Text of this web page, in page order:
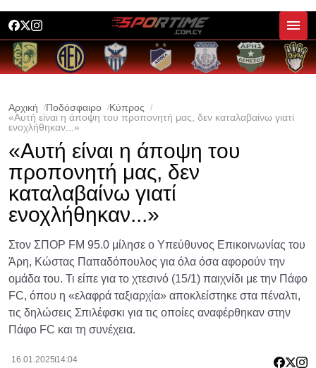
Αρχική Ποδόσφαιρο
Κύπρος
«Αυτή είναι η άποψη του προπονητή μας, δεν καταλαβαίνω γιατί
ενοχλήθηκαν...»
«Αυτή είναι η άποψη του
προπονητή μας, δεν
καταλαβαίνω γιατί
ενοχλήθηκαν...»
Στον ΣΠΟΡ FM 95.0 μίλησε ο Υπεύθυνος Επικοινωνίας του
Άρη, Κώστας Παπαδόπουλος για όλα όσα αφορούν την
ομάδα του. Τι είπε για το χτεσινό (15/1) παιχνίδι με την Πάφο
FC, όπου η «ελαφρά ταξιαρχία» αποκλείστηκε στα πέναλτι,
τις δηλώσεις Σπιλέφσκι για τις οποίες αναφέρθηκαν στην
Πάφο FC και τη συνέχεια.
16.01.2025 14:04